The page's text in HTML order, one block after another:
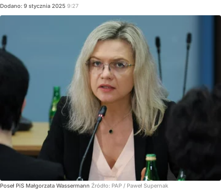
Dodano: 9 stycznia 2025 9:27
Poseł PiS Małgorzata Wassermann Źródło: PAP / Paweł Supernak